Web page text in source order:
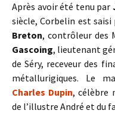
Après avoir été tenu par
siècle, Corbelin est saisi
Breton, contrôleur des
Gascoing, lieutenant
de Séry, receveur des
métallurigiques. Le
Charles Dupin, célèbre
de l’illustre André et du